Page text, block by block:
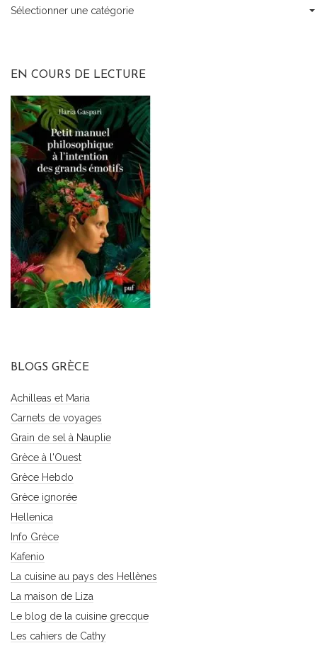
Tous
Sélectionner une catégorie
EN COURS DE LECTURE
BLOGS GRÈCE
Achilleas et Maria
Carnets de voyages
Grain de sel à Nauplie
Grèce à l'Ouest
Grèce Hebdo
Grèce ignorée
Hellenica
Info Grèce
Kafenio
La cuisine au pays des Hellènes
La maison de Liza
Le blog de la cuisine grecque
Les cahiers de Cathy